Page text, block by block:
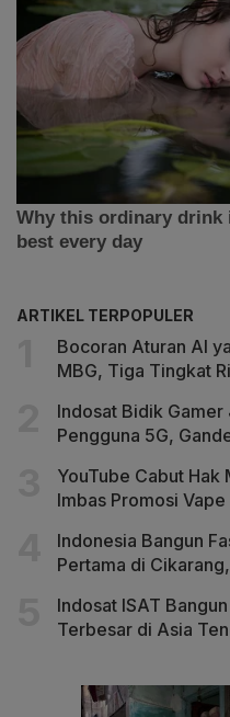
ARTIKEL TERPOPULER
Bocoran Aturan AI
MBG, Tiga Tingkat
Indosat Bidik
Pengguna 5G,
YouTube Cabut
Imbas Promosi
Indonesia Bangun
Pertama di
Indosat ISAT
Terbesar di Asia